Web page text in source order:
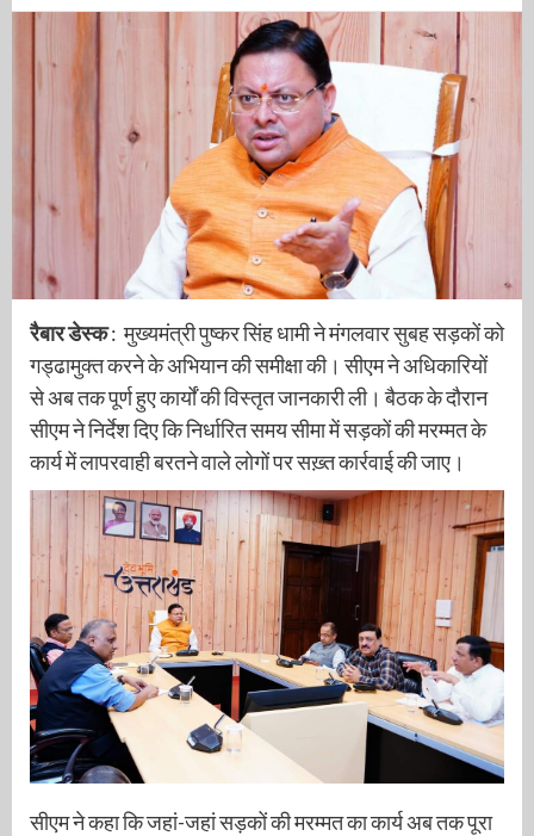
रैबार डेस्क: मुख्यमंत्री पुष्कर सिंह धामी ने मंगलवार सुबह सड़कों को
गड्ढामुक्त करने के अभियान की समीक्षा की। सीएम ने अधिकारियों
से अब तक पूर्ण हुए कार्यों की विस्तृत जानकारी ली। बैठक के दौरान
सीएम ने निर्देश दिए कि निर्धारित समय सीमा में सड़कों की मरम्मत के
कार्य में लापरवाही बरतने वाले लोगों पर सख़्त कार्रवाई की जाए।
सीएम ने कहा कि जहां-जहां सड़कों की मरम्मत का कार्य अब तक पूरा